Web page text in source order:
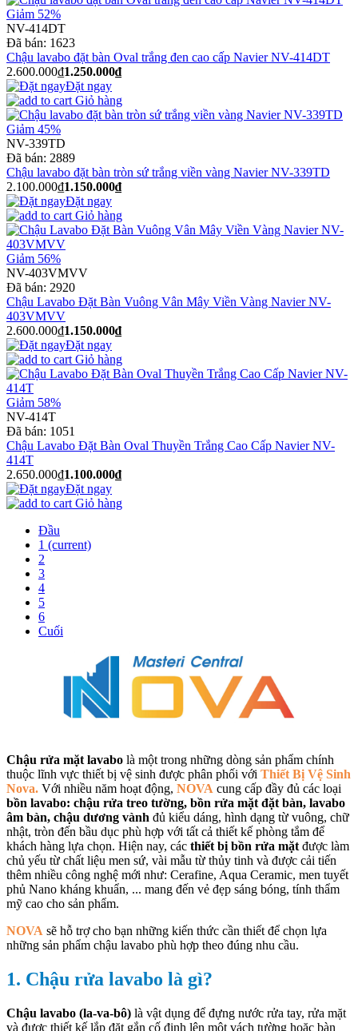
Giảm 52%
NV-414DT
Đã bán: 1623
Chậu lavabo đặt bàn Oval trắng đen cao cấp Navier NV-414DT
2.600.000₫1.250.000₫
Đặt ngay
Giỏ hàng
Giảm 45%
NV-339TD
Đã bán: 2889
Chậu lavabo đặt bàn tròn sứ trắng viền vàng Navier NV-339TD
2.100.000₫1.150.000₫
Đặt ngay
Giỏ hàng
Giảm 56%
NV-403VMVV
Đã bán: 2920
Chậu Lavabo Đặt Bàn Vuông Vân Mây Viền Vàng Navier NV-
403VMVV
2.600.000₫1.150.000₫
Đặt ngay
Giỏ hàng
Giảm 58%
NV-414T
Đã bán: 1051
Chậu Lavabo Đặt Bàn Oval Thuyền Trắng Cao Cấp Navier NV-
414T
2.650.000₫1.100.000₫
Đặt ngay
Giỏ hàng
Đầu
1 (current)
2
3
4
5
6
Cuối
Chậu rửa mặt lavabo là một trong những dòng sản phẩm chính
thuộc lĩnh vực thiết bị vệ sinh được phân phối với Thiết Bị Vệ Sinh
Nova. Với nhiều năm hoạt động, NOVA cung cấp đầy đủ các loại
bồn lavabo: chậu rửa treo tường, bồn rửa mặt đặt bàn, lavabo
âm bàn, chậu dương vành đủ kiểu dáng, hình dạng từ vuông, chữ
nhật, tròn đến bầu dục phù hợp với tất cả thiết kế phòng tắm để
khách hàng lựa chọn. Hiện nay, các thiết bị bồn rửa mặt được làm
chủ yếu từ chất liệu men sứ, vài mẫu từ thủy tinh và được cải tiến
thêm nhiều công nghệ mới như: Cerafine, Aqua Ceramic, men tuyết
phủ Nano kháng khuẩn, ... mang đến vẻ đẹp sáng bóng, tính thẩm
mỹ cao cho sản phẩm.
NOVA sẽ hỗ trợ cho bạn những kiến thức cần thiết để chọn lựa
những sản phẩm chậu lavabo phù hợp theo đúng nhu cầu.
1. Chậu rửa lavabo là gì?
Chậu lavabo (la-va-bô) là vật dụng để đựng nước rửa tay, rửa mặt
và được thiết kế lắp đặt gắn cố định lên một vách tường hoặc bàn